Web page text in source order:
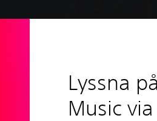
Lyssna
Music